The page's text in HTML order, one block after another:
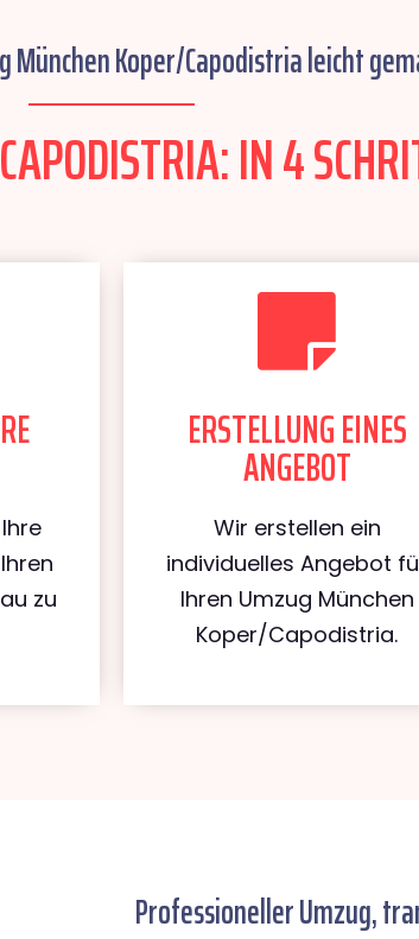
München Koper/Capodistria leicht
IN 4
zu
ERSTELLUNG EINES
ANGEBOT
Wir erstellen ein
individuelles Angebot
Ihren Umzug München
Koper/Capodistria.
Professioneller Umzug,